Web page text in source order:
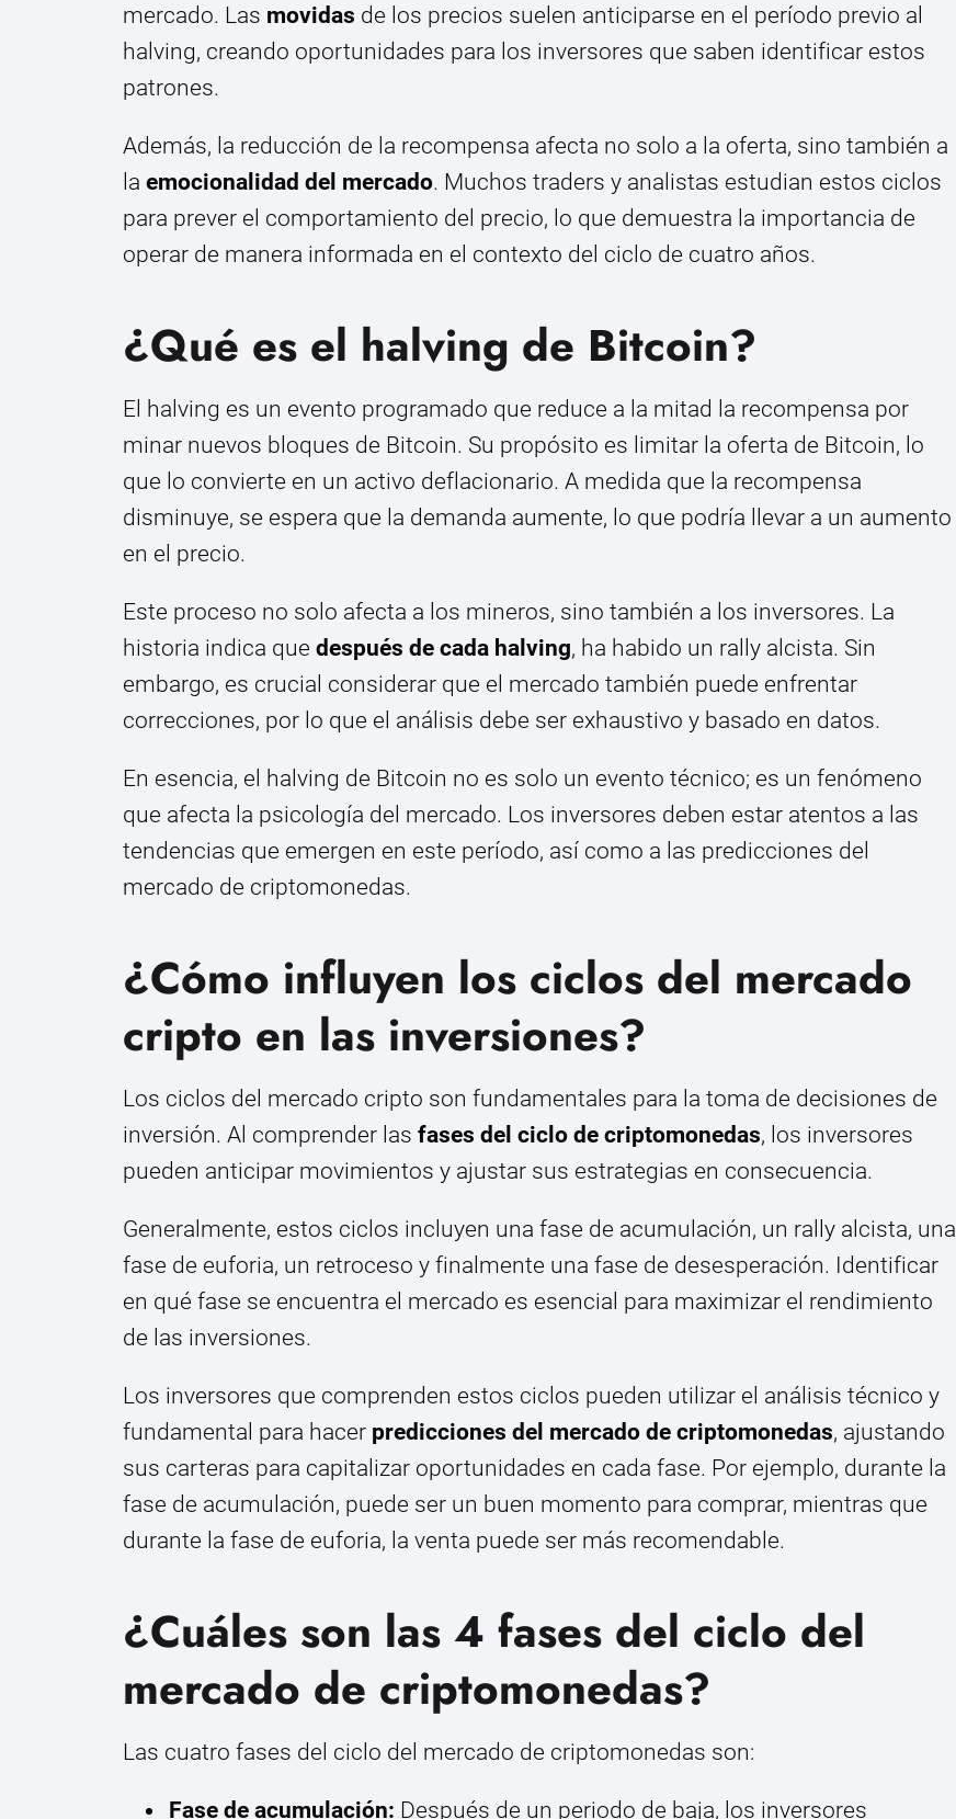
mercado. Las movidas de los precios suelen anticiparse en el período previo al
halving, creando oportunidades para los inversores que saben identificar estos
patrones.
Además, la reducción de la recompensa afecta no solo a la oferta, sino también a
la emocionalidad del mercado. Muchos traders y analistas estudian estos ciclos
para prever el comportamiento del precio, lo que demuestra la importancia de
operar de manera informada en el contexto del ciclo de cuatro años.
¿Qué es el halving de Bitcoin?
El halving es un evento programado que reduce a la mitad la recompensa por
minar nuevos bloques de Bitcoin. Su propósito es limitar la oferta de Bitcoin, lo
que lo convierte en un activo deflacionario. A medida que la recompensa
disminuye, se espera que la demanda aumente, lo que podría llevar a un aumento
en el precio.
Este proceso no solo afecta a los mineros, sino también a los inversores. La
historia indica que después de cada halving, ha habido un rally alcista. Sin
embargo, es crucial considerar que el mercado también puede enfrentar
correcciones, por lo que el análisis debe ser exhaustivo y basado en datos.
En esencia, el halving de Bitcoin no es solo un evento técnico; es un fenómeno
que afecta la psicología del mercado. Los inversores deben estar atentos a las
tendencias que emergen en este período, así como a las predicciones del
mercado de criptomonedas.
¿Cómo influyen los ciclos del mercado
cripto en las inversiones?
Los ciclos del mercado cripto son fundamentales para la toma de decisiones de
inversión. Al comprender las fases del ciclo de criptomonedas, los inversores
pueden anticipar movimientos y ajustar sus estrategias en consecuencia.
Generalmente, estos ciclos incluyen una fase de acumulación, un rally alcista, una
fase de euforia, un retroceso y finalmente una fase de desesperación. Identificar
en qué fase se encuentra el mercado es esencial para maximizar el rendimiento
de las inversiones.
Los inversores que comprenden estos ciclos pueden utilizar el análisis técnico y
fundamental para hacer predicciones del mercado de criptomonedas, ajustando
sus carteras para capitalizar oportunidades en cada fase. Por ejemplo, durante la
fase de acumulación, puede ser un buen momento para comprar, mientras que
durante la fase de euforia, la venta puede ser más recomendable.
¿Cuáles son las 4 fases del ciclo del
mercado de criptomonedas?
Las cuatro fases del ciclo del mercado de criptomonedas son:
Fase de acumulación: Después de un periodo de baja, los inversores